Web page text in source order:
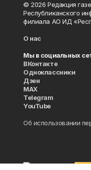
© 2026 Редакция
Республиканского
филиала АО ИД
О нас
Мы в социальных
ВКонтакте
Одноклассники
Дзен
MAX
Telegram
YouTube
Об использовании